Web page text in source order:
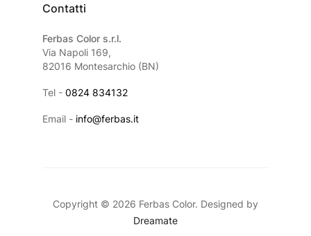
Contatti
Ferbas Color s.r.l.
Via Napoli 169,
82016 Montesarchio (BN)
Tel - 0824 834132
Email - info@ferbas.it
Copyright © 2026 Ferbas Color. Designed by
Dreamate